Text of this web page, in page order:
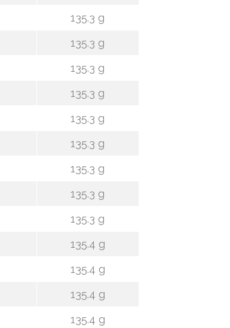
135.3 g
135.3 g
135.3 g
135.3 g
135.3 g
135.3 g
135.3 g
135.3 g
135.3 g
135.4 g
135.4 g
135.4 g
135.4 g